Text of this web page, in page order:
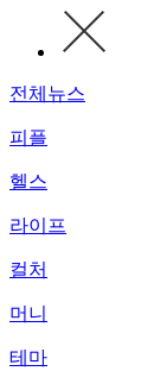
전체뉴스
피플
헬스
라이프
컬처
머니
테마